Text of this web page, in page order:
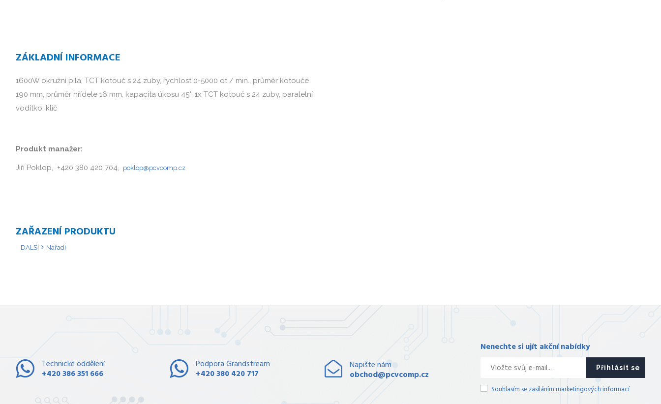
ZÁKLADNÍ INFORMACE
1600W okružní pila, TCT kotouč s 24 zuby, rychlost 0-5000 ot / min., průměr kotouče
190 mm, průměr hřídele 16 mm, kapacita úkosu 45°, 1x TCT kotouč s 24 zuby, paralelní
vodítko, klíč
Produkt manažer:
Jiří Poklop, +420 380 420 704, poklop@pcvcomp.cz
ZAŘAZENÍ PRODUKTU
DALŠÍ Nářadí
Technické oddělení
+420 386 351 666
Podpora Grandstream
+420 380 420 717
Napište nám
obchod@pcvcomp.cz
Nenechte si ujít akční nabídky
Přihlásit se
Souhlasím se zasíláním marketingových informací